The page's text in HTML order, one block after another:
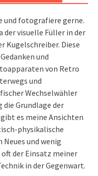
und fotografiere gerne.
der visuelle Füller in der
Kugelschreiber. Diese
und
von Retro
und
Wechselwähler
die Grundlage der
es meine Ansichten
physikalische
und wenig
der Einsatz meiner
in der Gegenwart.